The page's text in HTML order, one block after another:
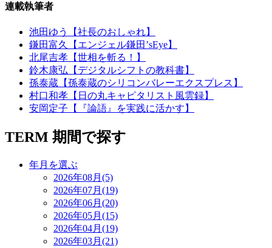
連載執筆者
池田ゆう【社長のおしゃれ】
鎌田富久【エンジェル鎌田’sEye】
北尾吉孝【世相を斬る！】
鈴木康弘【デジタルシフトの教科書】
孫泰蔵【孫泰蔵のシリコンバレーエクスプレス】
村口和孝【日の丸キャピタリスト風雲録】
安岡定子【『論語』を実践に活かす】
TERM 期間で探す
年月を選ぶ
2026年08月(5)
2026年07月(19)
2026年06月(20)
2026年05月(15)
2026年04月(19)
2026年03月(21)